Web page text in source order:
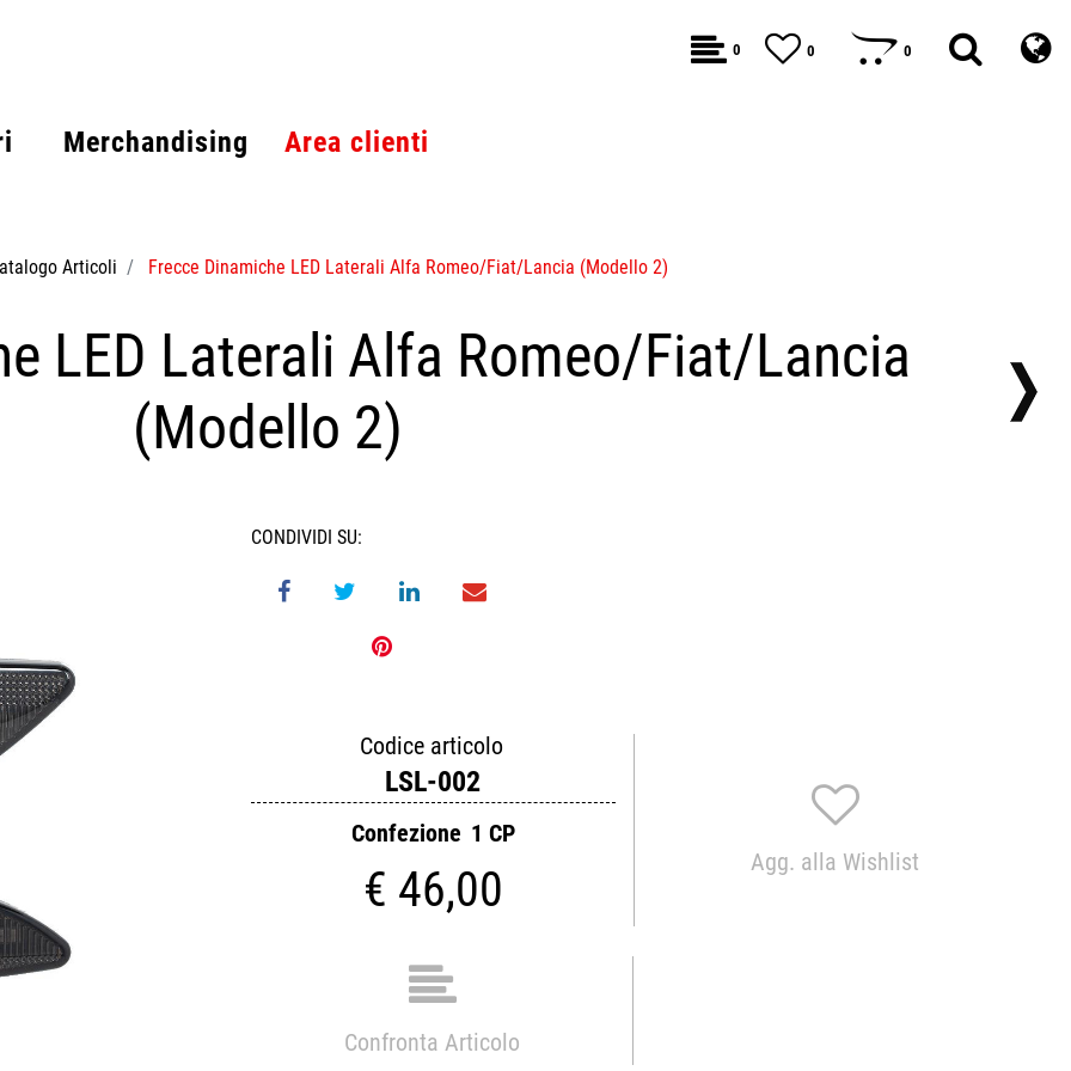
0 0 0
Merchandising Area clienti
Articoli Frecce Dinamiche LED Laterali Alfa Romeo/Fiat/Lancia (Modello 2)
LED Laterali Alfa Romeo/Fiat/Lancia
(Modello 2)
CONDIVIDI SU:
Codice articolo
LSL-002
Confezione 1 CP
€ 46,00 Agg. alla Wishlist
Confronta Articolo